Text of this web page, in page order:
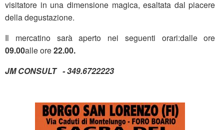
visitatore in una dimensione magica, esaltata dal piacere
della degustazione.
Il mercatino sarà aperto nei seguenti orari:dalle ore
09.00alle ore22.00.
JM CONSULT - 349.6722223